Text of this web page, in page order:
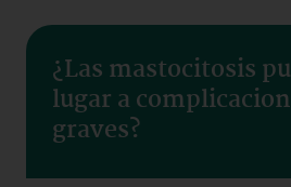
¿Las mastocitosis
lugar a
graves?